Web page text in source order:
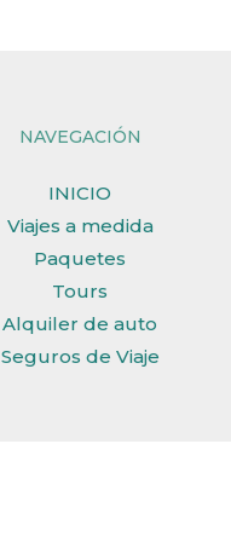
NAVEGACIÓN
INICIO
Viajes a medida
Paquetes
Tours
Alquiler de auto
Seguros de Viaje